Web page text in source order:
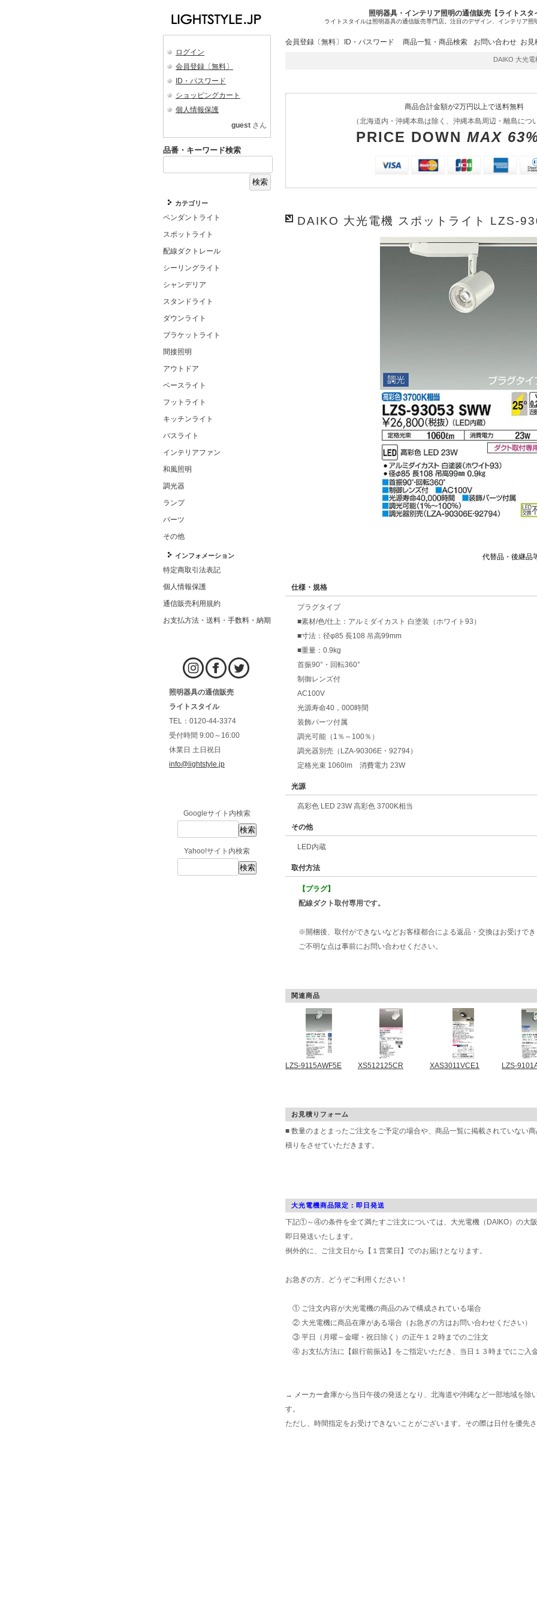
照明器具・インテリア照明の通信販売【ライトスタ
ライトスタイルは照明器具の通信販売専門店。注目のデザイン、インテリア照
ログイン
会員登録〔無料〕
ID・パスワード
ショッピングカート
個人情報保護
guest さん
品番・キーワード検索
カテゴリー
ペンダントライト
スポットライト
配線ダクトレール
シーリングライト
シャンデリア
スタンドライト
ダウンライト
ブラケットライト
間接照明
アウトドア
ベースライト
フットライト
キッチンライト
バスライト
インテリアファン
和風照明
調光器
ランプ
パーツ
その他
インフォメーション
特定商取引法表記
個人情報保護
通信販売利用規約
お支払方法・送料・手数料・納期
照明器具の通信販売
ライトスタイル
TEL：0120-44-3374
受付時間 9:00～16:00
休業日 土日祝日
info@lightstyle.jp
Googleサイト内検索
Yahoo!サイト内検索
会員登録〔無料〕 ID・パスワード 商品一覧・商品検索 お問い合わせ お見
DAIKO 大光電機
商品合計金額が2万円以上で送料無料
（北海道内・沖縄本島は除く、沖縄本島周辺・離島につ
PRICE DOWN MAX
DAIKO 大光電機 スポットライト LZS-
代替品・後継品
仕様・規格
プラグタイプ
■素材/色/仕上：アルミダイカスト 白塗装（ホワイト93）
■寸法：径φ85 長108 吊高99mm
■重量：0.9kg
首振90°・回転360°
制御レンズ付
AC100V
光源寿命40，000時間
装飾パーツ付属
調光可能（1％～100％）
調光器別売（LZA-90306E・92794）
定格光束 1060lm 消費電力 23W
光源
高彩色 LED 23W 高彩色 3700K相当
その他
LED内蔵
取付方法
【プラグ】
配線ダクト取付専用です。
※開梱後、取付ができないなどお客様都合による返品・交換はお受けでき
ご不明な点は事前にお問い合わせください。
関連商品
LZS-9115AWF5E XS512125CR XAS3011VCE1 LZS-
お見積りフォーム
■ 数量のまとまったご注文をご予定の場合や、商品一覧に掲載されていない
積りをさせていただきます。
大光電機商品限定：即日発送
下記①～④の条件を全て満たすご注文については、大光電機（DAIKO）の大阪
即日発送いたします。
例外的に、ご注文日から【１営業日】でのお届けとなります。
お急ぎの方、どうぞご利用ください！
① ご注文内容が大光電機の商品のみで構成されている場合
② 大光電機に商品在庫がある場合（お急ぎの方はお問い合わせください）
③ 平日（月曜～金曜・祝日除く）の正午１２時までのご注文
④ お支払方法に【銀行前振込】をご指定いただき、当日１３時までにご入
→ メーカー倉庫から当日午後の発送となり、北海道や沖縄など一部地域を除
す。
ただし、時間指定をお受けできないことがございます。その際は日付を優先さ